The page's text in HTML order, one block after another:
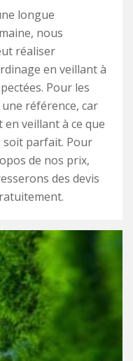
longue
nous
réaliser
en veillant à
Pour les
référence, car
veillant à ce que
soit parfait. Pour
de nos prix,
des devis